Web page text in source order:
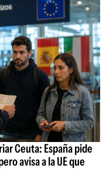
Ceuta: España pide
avisa a la UE que